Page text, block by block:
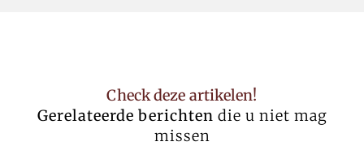
Check deze artikelen!
Gerelateerde berichten die u niet mag
missen